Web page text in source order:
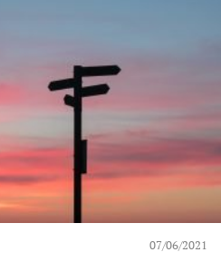
07/06/2021